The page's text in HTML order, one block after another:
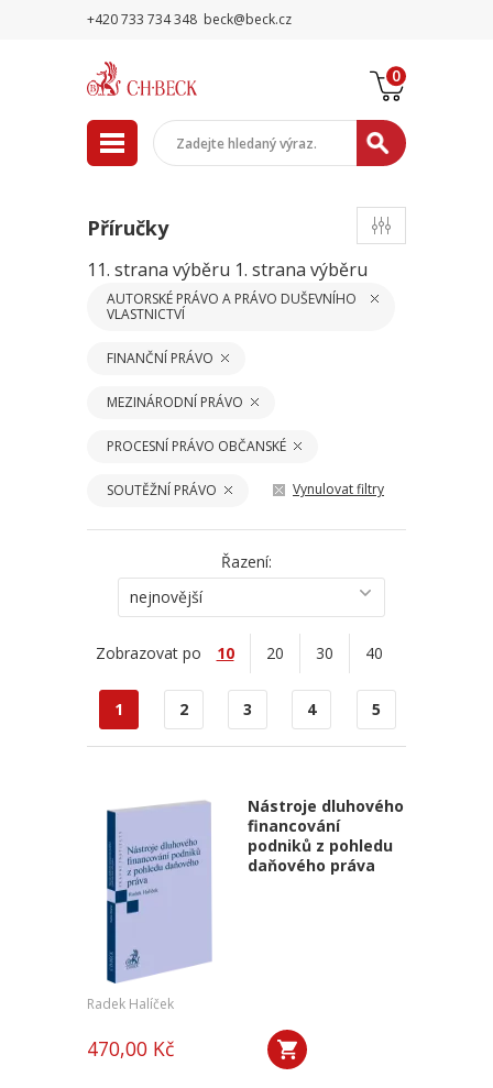
+420 733 734 348 beck@beck.cz
0
Příručky
11. strana výběru 1. strana výběru
AUTORSKÉ PRÁVO A PRÁVO DUŠEVNÍHO
VLASTNICTVÍ
FINANČNÍ PRÁVO
MEZINÁRODNÍ PRÁVO
PROCESNÍ PRÁVO OBČANSKÉ
SOUTĚŽNÍ PRÁVO Vynulovat filtry
Řazení:
nejnovější
Zobrazovat po 10 20 30 40
1 2 3 4 5
Nástroje dluhového
financování
podniků z pohledu
daňového práva
Radek Halíček
470,00 Kč